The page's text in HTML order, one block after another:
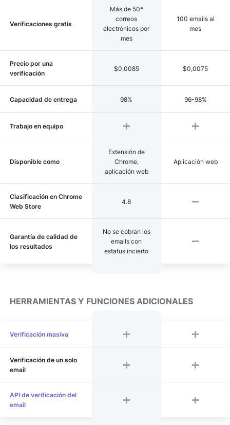
Verificaciones gratis
Más de 50*
correos
electrónicos por
mes
100 emails al
mes
Precio por una
verificación
$0,0085 $0,0075
Capacidad de entrega 98% 96-98%
Trabajo en equipo
Disponible como
Extensión de
Chrome,
aplicación web
Aplicación web
Clasificación en Chrome
Web Store
4.8
Garantía de calidad de
los resultados
No se cobran los
emails con
estatus incierto
HERRAMIENTAS Y FUNCIONES ADICIONALES
Verificación masiva
Verificación de un solo
email
API de verificación del
email